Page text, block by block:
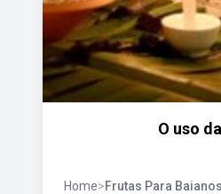
O uso
Home>Frutas Para